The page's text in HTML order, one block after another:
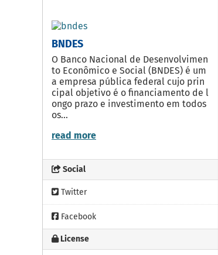
BNDES
O Banco Nacional de Desenvolvimen
to Econômico e Social (BNDES) é um
a empresa pública federal cujo prin
cipal objetivo é o financiamento de l
ongo prazo e investimento em todos
os...
read more
Social
Twitter
Facebook
License